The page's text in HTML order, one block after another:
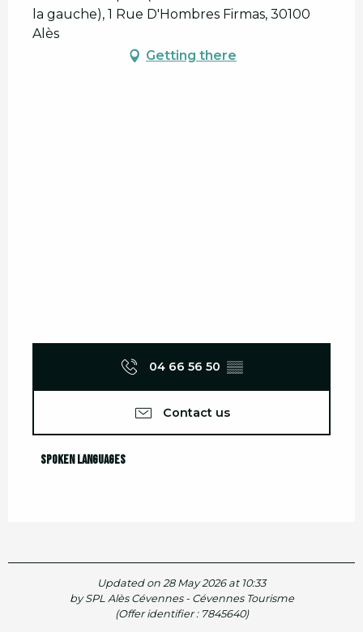
la gauche), 1 Rue D'Hombres Firmas, 30100
Alès
Getting there
04 66 56 50 ▒▒
Contact us
Spoken languages
Spoken languages
Updated on 28 May 2026 at 10:33
by SPL Alès Cévennes - Cévennes Tourisme
(Offer identifier : 7845640)